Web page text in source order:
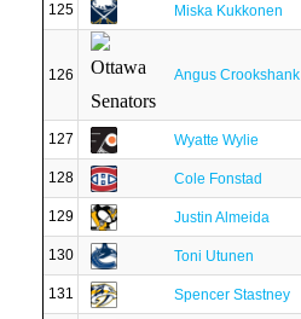
125 Miska Kukkonen
126 Angus Crookshank
127 Wyatte Wylie
128 Cole Fonstad
129 Justin Almeida
130 Toni Utunen
131 Spencer Stastney